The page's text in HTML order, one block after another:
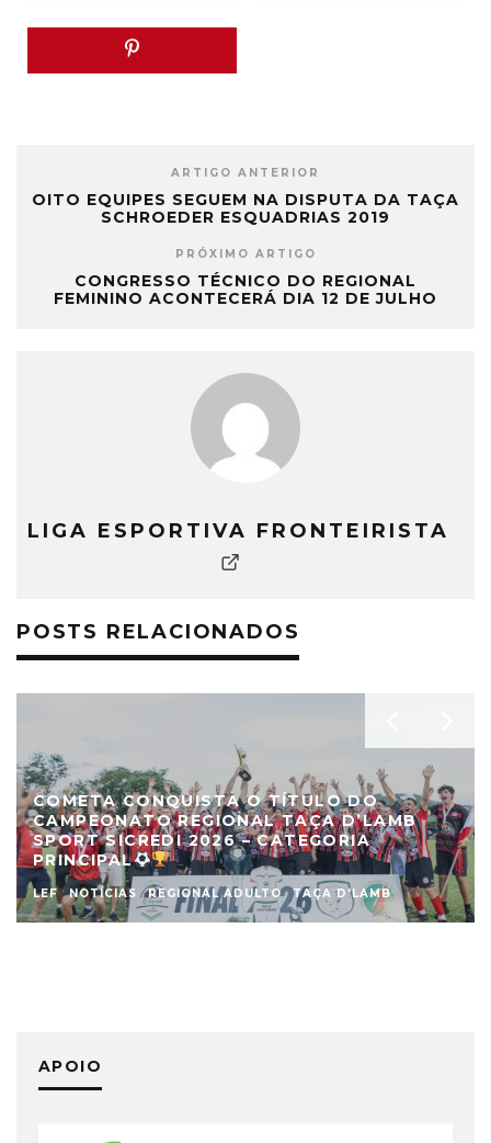
ARTIGO ANTERIOR
OITO EQUIPES SEGUEM NA DISPUTA DA TAÇA
SCHROEDER ESQUADRIAS 2019
PRÓXIMO ARTIGO
CONGRESSO TÉCNICO DO REGIONAL
FEMININO ACONTECERÁ DIA 12 DE JULHO
LIGA ESPORTIVA FRONTEIRISTA
POSTS RELACIONADOS
COMETA CONQUISTA O TÍTULO DO
CAMPEONATO REGIONAL TAÇA D’LAMB
SPORT SICREDI 2026 – CATEGORIA
PRINCIPAL
LEF NOTÍCIAS REGIONAL ADULTO TAÇA D'LAMB
APOIO